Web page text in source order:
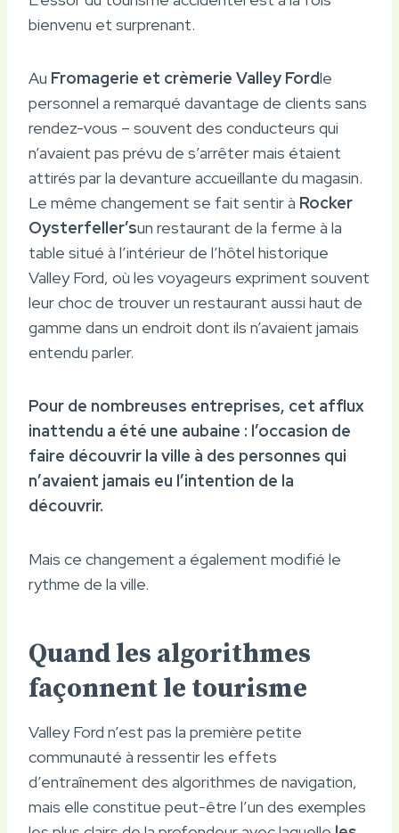
bienvenu et surprenant.
Au Fromagerie et crèmerie Valley Fordle
personnel a remarqué davantage de clients sans
rendez-vous – souvent des conducteurs qui
n’avaient pas prévu de s’arrêter mais étaient
attirés par la devanture accueillante du magasin.
Le même changement se fait sentir à Rocker
Oysterfeller’sun restaurant de la ferme à la
table situé à l’intérieur de l’hôtel historique
Valley Ford, où les voyageurs expriment souvent
leur choc de trouver un restaurant aussi haut de
gamme dans un endroit dont ils n’avaient jamais
entendu parler.
Pour de nombreuses entreprises, cet afflux
inattendu a été une aubaine : l’occasion de
faire découvrir la ville à des personnes qui
n’avaient jamais eu l’intention de la
découvrir.
Mais ce changement a également modifié le
rythme de la ville.
Quand les algorithmes
façonnent le tourisme
Valley Ford n’est pas la première petite
communauté à ressentir les effets
d’entraînement des algorithmes de navigation,
mais elle constitue peut-être l’un des exemples